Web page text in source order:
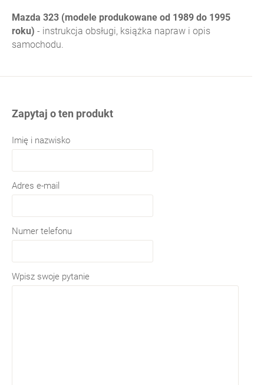
Mazda 323 (modele produkowane od 1989 do 1995
roku) - instrukcja obsługi, książka napraw i opis
samochodu.
Zapytaj o ten produkt
Imię i nazwisko
Adres e-mail
Numer telefonu
Wpisz swoje pytanie